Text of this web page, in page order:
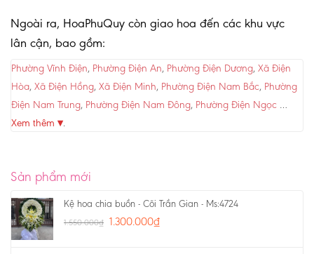
Ngoài ra, HoaPhuQuy còn giao hoa đến các khu vực
lân cận, bao gồm:
Phường Vĩnh Điện, Phường Điện An, Phường Điện Dương, Xã Điện
Hòa, Xã Điện Hồng, Xã Điện Minh, Phường Điện Nam Bắc, Phường
Điện Nam Trung, Phường Điện Nam Đông, Phường Điện Ngọc …
Xem thêm ▾.
Sản phẩm mới
Kệ hoa chia buồn - Cõi Trần Gian - Ms:4724
1.550.000₫ 1.300.000₫